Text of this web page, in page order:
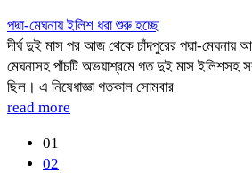
পদ্মা-মেঘনায় ইলিশ ধরা শুরু হচ্ছে
দীর্ঘ দুই মাস পর আজ থেকে চাঁদপুরের পদ্মা-মেঘনায়
মেঘনাসহ পাঁচটি অভয়াশ্রমে গত দুই মাস ইলিশসহ
ছিল। এ নিষেধাজ্ঞা গতকাল সোমবার
read more
01
02